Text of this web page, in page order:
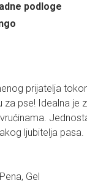
podloge
prijatelja
za pse! Idealna je
ljubitelja pasa.
Gel